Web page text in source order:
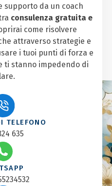
supporto da un coach
consulenza gratuita e
come risolvere
attraverso strategie e
i tuoi punti di forza e
ti stanno impedendo di
TELEFONO
635